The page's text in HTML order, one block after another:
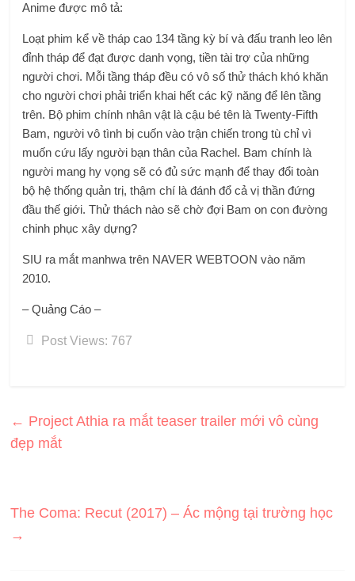
Anime được mô tả:
Loạt phim kể về tháp cao 134 tầng kỳ bí và đấu tranh leo lên
đỉnh tháp để đạt được danh vọng, tiền tài trợ của những
người chơi. Mỗi tầng tháp đều có vô số thử thách khó khăn
cho người chơi phải triển khai hết các kỹ năng để lên tầng
trên. Bộ phim chính nhân vật là cậu bé tên là Twenty-Fifth
Bam, người vô tình bị cuốn vào trận chiến trong tù chỉ vì
muốn cứu lấy người bạn thân của Rachel. Bam chính là
người mang hy vọng sẽ có đủ sức mạnh để thay đổi toàn
bộ hệ thống quản trị, thậm chí là đánh đổ cả vị thần đứng
đầu thế giới. Thử thách nào sẽ chờ đợi Bam on con đường
chinh phục xây dựng?
SIU ra mắt manhwa trên NAVER WEBTOON vào năm
2010.
– Quảng Cáo –
Post Views: 767
← Project Athia ra mắt teaser trailer mới vô cùng
đẹp mắt
The Coma: Recut (2017) – Ác mộng tại trường học
→